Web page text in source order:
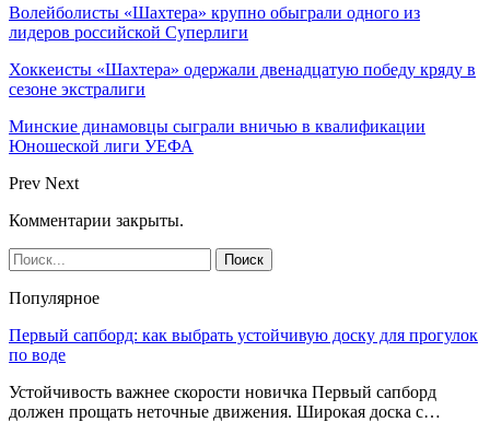
Волейболисты «Шахтера» крупно обыграли одного из
лидеров российской Суперлиги
Хоккеисты «Шахтера» одержали двенадцатую победу кряду в
сезоне экстралиги
Минские динамовцы сыграли вничью в квалификации
Юношеской лиги УЕФА
Prev Next
Комментарии закрыты.
Популярное
Первый сапборд: как выбрать устойчивую доску для прогулок
по воде
Устойчивость важнее скорости новичка Первый сапборд
должен прощать неточные движения. Широкая доска с…